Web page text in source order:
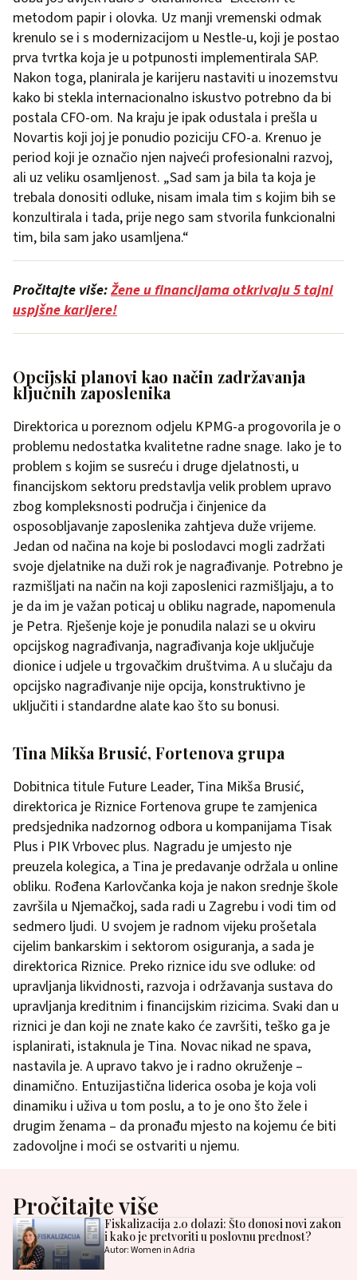
metodom papir i olovka. Uz manji vremenski odmak
krenulo se i s modernizacijom u Nestle-u, koji je postao
prva tvrtka koja je u potpunosti implementirala SAP.
Nakon toga, planirala je karijeru nastaviti u inozemstvu
kako bi stekla internacionalno iskustvo potrebno da bi
postala CFO-om. Na kraju je ipak odustala i prešla u
Novartis koji joj je ponudio poziciju CFO-a. Krenuo je
period koji je označio njen najveći profesionalni razvoj,
ali uz veliku osamljenost. „Sad sam ja bila ta koja je
trebala donositi odluke, nisam imala tim s kojim bih se
konzultirala i tada, prije nego sam stvorila funkcionalni
tim, bila sam jako usamljena.“
Pročitajte više:Žene u financijama otkrivaju 5 tajni
uspjšne karijere!
Opcijski planovi kao način zadržavanja
ključnih zaposlenika
Direktorica u poreznom odjelu KPMG-a progovorila je o
problemu nedostatka kvalitetne radne snage. Iako je to
problem s kojim se susreću i druge djelatnosti, u
financijskom sektoru predstavlja velik problem upravo
zbog kompleksnosti područja i činjenice da
osposobljavanje zaposlenika zahtjeva duže vrijeme.
Jedan od načina na koje bi poslodavci mogli zadržati
svoje djelatnike na duži rok je nagrađivanje. Potrebno je
razmišljati na način na koji zaposlenici razmišljaju, a to
je da im je važan poticaj u obliku nagrade, napomenula
je Petra. Rješenje koje je ponudila nalazi se u okviru
opcijskog nagrađivanja, nagrađivanja koje uključuje
dionice i udjele u trgovačkim društvima. A u slučaju da
opcijsko nagrađivanje nije opcija, konstruktivno je
uključiti i standardne alate kao što su bonusi.
Tina Mikša Brusić, Fortenova grupa
Dobitnica titule Future Leader, Tina Mikša Brusić,
direktorica je Riznice Fortenova grupe te zamjenica
predsjednika nadzornog odbora u kompanijama Tisak
Plus i PIK Vrbovec plus. Nagradu je umjesto nje
preuzela kolegica, a Tina je predavanje održala u online
obliku. Rođena Karlovčanka koja je nakon srednje škole
završila u Njemačkoj, sada radi u Zagrebu i vodi tim od
sedmero ljudi. U svojem je radnom vijeku prošetala
cijelim bankarskim i sektorom osiguranja, a sada je
direktorica Riznice. Preko riznice idu sve odluke: od
upravljanja likvidnosti, razvoja i održavanja sustava do
upravljanja kreditnim i financijskim rizicima. Svaki dan u
riznici je dan koji ne znate kako će završiti, teško ga je
isplanirati, istaknula je Tina. Novac nikad ne spava,
nastavila je. A upravo takvo je i radno okruženje –
dinamično. Entuzijastična liderica osoba je koja voli
dinamiku i uživa u tom poslu, a to je ono što žele i
drugim ženama – da pronađu mjesto na kojemu će biti
zadovoljne i moći se ostvariti u njemu.
Pročitajte više
Fiskalizacija 2.0 dolazi: Što donosi novi zakon
i kako je pretvoriti u poslovnu prednost?
Autor: Women in Adria